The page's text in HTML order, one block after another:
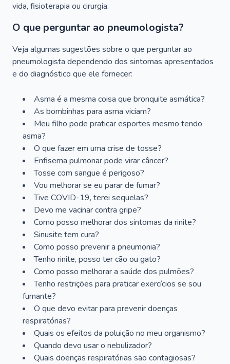
vida, fisioterapia ou cirurgia.
O que perguntar ao pneumologista?
Veja algumas sugestões sobre o que perguntar ao
pneumologista dependendo dos sintomas apresentados
e do diagnóstico que ele fornecer:
Asma é a mesma coisa que bronquite asmática?
As bombinhas para asma viciam?
Meu filho pode praticar esportes mesmo tendo
asma?
O que fazer em uma crise de tosse?
Enfisema pulmonar pode virar câncer?
Tosse com sangue é perigoso?
Vou melhorar se eu parar de fumar?
Tive COVID-19, terei sequelas?
Devo me vacinar contra gripe?
Como posso melhorar dos sintomas da rinite?
Sinusite tem cura?
Como posso prevenir a pneumonia?
Tenho rinite, posso ter cão ou gato?
Como posso melhorar a saúde dos pulmões?
Tenho restrições para praticar exercícios se sou
fumante?
O que devo evitar para prevenir doenças
respiratórias?
Quais os efeitos da poluição no meu organismo?
Quando devo usar o nebulizador?
Quais doenças respiratórias são contagiosas?